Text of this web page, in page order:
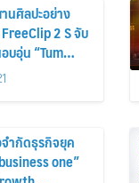
นศิลปะอย่าง
2 S จับ
บอุ่น “Tum
ลกชันพิเศษ
สลักลายเส้น
ำกัดธุรกิจยุค
one”